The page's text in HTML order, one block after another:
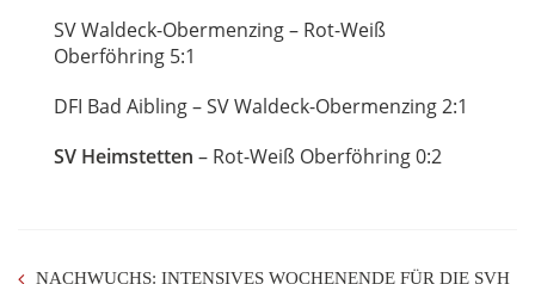
SV Waldeck-Obermenzing – Rot-Weiß
Oberföhring 5:1
DFI Bad Aibling – SV Waldeck-Obermenzing 2:1
SV Heimstetten – Rot-Weiß Oberföhring 0:2
NACHWUCHS: INTENSIVES WOCHENENDE FÜR DIE SVH